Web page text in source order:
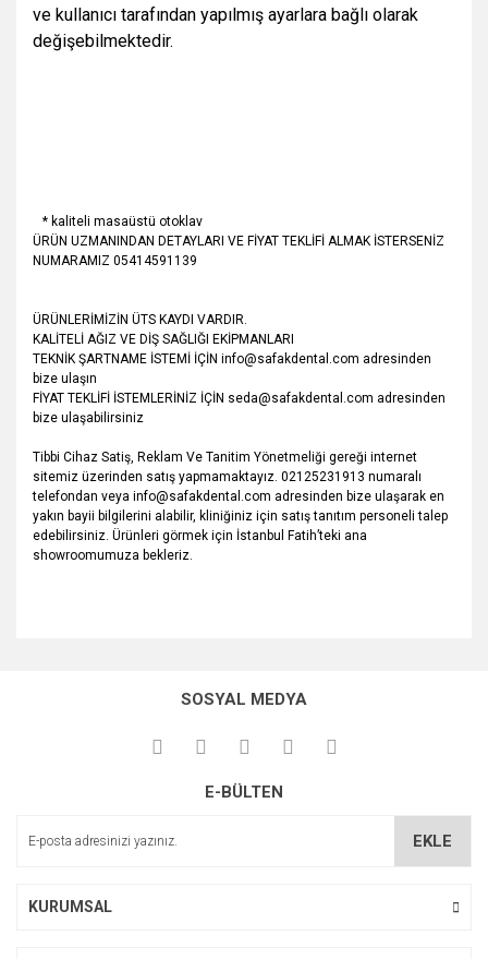
ve kullanıcı tarafından yapılmış ayarlara bağlı olarak
değişebilmektedir.
* kaliteli masaüstü otoklav
ÜRÜN UZMANINDAN DETAYLARI VE FİYAT TEKLİFİ ALMAK İSTERSENİZ
NUMARAMIZ 05414591139
ÜRÜNLERİMİZİN ÜTS KAYDI VARDIR.
KALİTELİ AĞIZ VE DİŞ SAĞLIĞI EKİPMANLARI
TEKNİK ŞARTNAME İSTEMİ İÇİN info@safakdental.com adresinden
bize ulaşın
FİYAT TEKLİFİ İSTEMLERİNİZ İÇİN seda@safakdental.com adresinden
bize ulaşabilirsiniz
Tibbi Cihaz Satiş, Reklam Ve Tanitim Yönetmeliği gereği internet
sitemiz üzerinden satış yapmamaktayız. 02125231913 numaralı
telefondan veya info@safakdental.com adresinden bize ulaşarak en
yakın bayii bilgilerini alabilir, kliniğiniz için satış tanıtım personeli talep
edebilirsiniz. Ürünleri görmek için İstanbul Fatih’teki ana
showroomumuza bekleriz.
SOSYAL MEDYA
E-BÜLTEN
EKLE
KURUMSAL